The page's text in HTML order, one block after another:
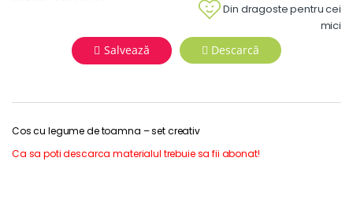
Din dragoste pentru cei
mici
Salvează Descarcă
Cos cu legume de toamna – set creativ
Ca sa poti descarca materialul trebuie sa fii abonat!